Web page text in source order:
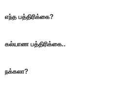
எந்த பத்திரிக்கை?
கல்யாண பத்திரிக்கை..
நக்கலா?